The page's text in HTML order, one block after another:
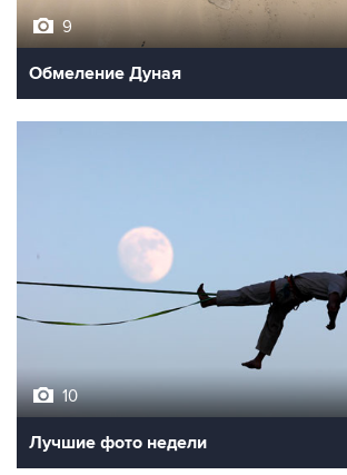
9
Обмеление Дуная
10
Лучшие фото недели